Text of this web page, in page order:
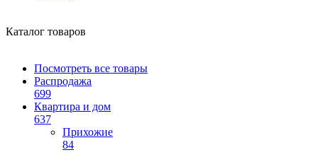
Каталог товаров
Посмотреть все товары
Распродажа
699
Квартира и дом
637
Прихожие
84